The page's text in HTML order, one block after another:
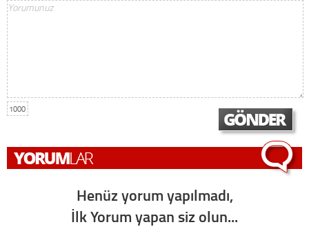
1000
Henüz yorum yapılmadı,
İlk Yorum yapan siz olun...